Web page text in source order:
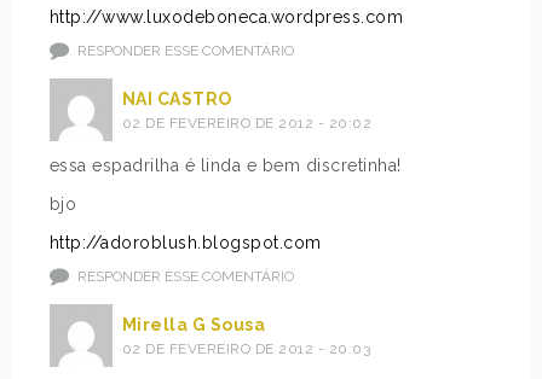
http://www.luxodeboneca.wordpress.com
RESPONDER ESSE COMENTÁRIO
NAI CASTRO
02 DE FEVEREIRO DE 2012 - 20:02
essa espadrilha é linda e bem discretinha!
bjo
http://adoroblush.blogspot.com
RESPONDER ESSE COMENTÁRIO
Mirella G Sousa
02 DE FEVEREIRO DE 2012 - 20:03